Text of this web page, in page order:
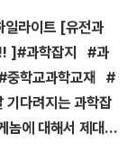
경찰연구소 법과
코 關澤明彦 / 일
, M.D., Ph.D. 스즈
사이언스기술기
박사 시노다 겐이
개성에 어느 정도
의 게놈에 대해서
요사람은 한 사람
생김새, 체격, 성
타고난 설계도의
새겨진 게놈 Gen
라이트 [유전과
]#과학잡지 #과
중학교과학교재 #
다려지는 과학잡
놈에 대해서 제대로